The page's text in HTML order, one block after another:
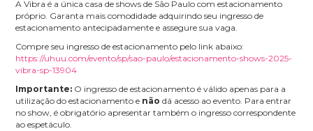
A Vibra é a única casa de shows de São Paulo com estacionamento
próprio. Garanta mais comodidade adquirindo seu ingresso de
estacionamento antecipadamente e assegure sua vaga.
Compre seu ingresso de estacionamento pelo link abaixo:
https://uhuu.com/evento/sp/sao-paulo/estacionamento-shows-2025-
vibra-sp-13904
Importante: O ingresso de estacionamento é válido apenas para a
utilização do estacionamento e não dá acesso ao evento. Para entrar
no show, é obrigatório apresentar também o ingresso correspondente
ao espetáculo.